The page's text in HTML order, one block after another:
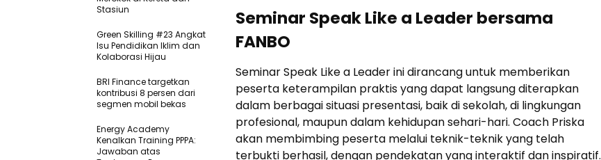
Seminar Speak Like a Leader bersama
FANBO
Seminar Speak Like a Leader ini dirancang untuk memberikan
peserta keterampilan praktis yang dapat langsung diterapkan
dalam berbagai situasi presentasi, baik di sekolah, di lingkungan
profesional, maupun dalam kehidupan sehari-hari. Coach Priska
akan membimbing peserta melalui teknik-teknik yang telah
terbukti berhasil, dengan pendekatan yang interaktif dan inspiratif.
Stasiun
Green Skilling #23 Angkat
Isu Pendidikan Iklim dan
Kolaborasi Hijau
BRI Finance targetkan
kontribusi 8 persen dari
segmen mobil bekas
Energy Academy
Kenalkan Training PPPA:
Jawaban atas